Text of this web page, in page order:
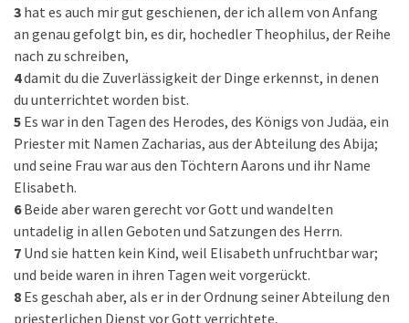
3 hat es auch mir gut geschienen, der ich allem von Anfang
an genau gefolgt bin, es dir, hochedler Theophilus, der Reihe
nach zu schreiben,
4damit du die Zuverlässigkeit der Dinge erkennst, in denen
du unterrichtet worden bist.
5 Es war in den Tagen des Herodes, des Königs von Judäa, ein
Priester mit Namen Zacharias, aus der Abteilung des Abija;
und seine Frau war aus den Töchtern Aarons und ihr Name
Elisabeth.
6 Beide aber waren gerecht vor Gott und wandelten
untadelig in allen Geboten und Satzungen des Herrn.
7 Und sie hatten kein Kind, weil Elisabeth unfruchtbar war;
und beide waren in ihren Tagen weit vorgerückt.
8 Es geschah aber, als er in der Ordnung seiner Abteilung den
priesterlichen Dienst vor Gott verrichtete,